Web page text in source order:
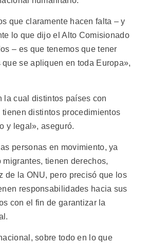
que claramente hacen falta – y
lo que dijo el Alto Comisionado
– es que tenemos que tener
se apliquen en toda Europa»,
la cual distintos países con
tienen distintos procedimientos
y legal», aseguró.
personas en movimiento, ya
tienen derechos,
de la ONU, pero precisó que los
responsabilidades hacia sus
con el fin de garantizar la
sobre todo en lo que